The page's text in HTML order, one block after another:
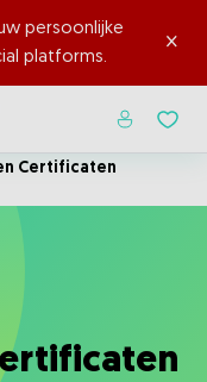
×
persoonlijke
platforms.
Certificaten